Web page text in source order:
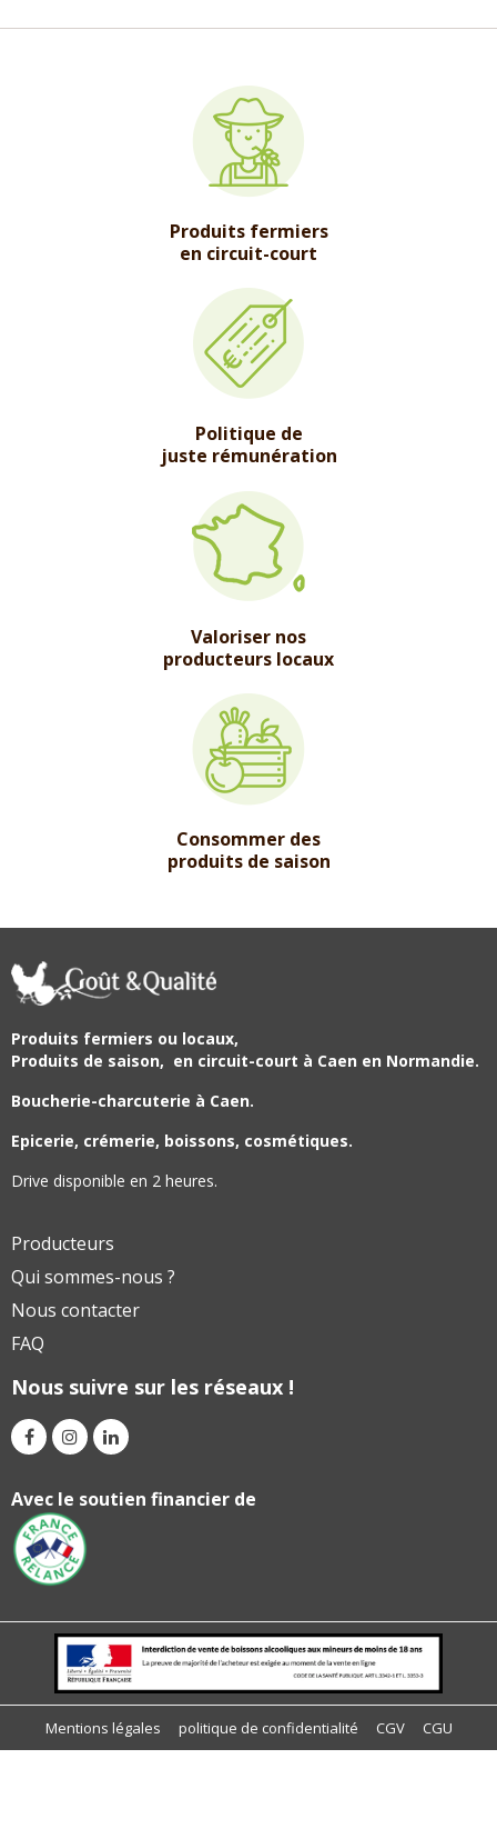
Produits fermiers
en circuit-court
Politique de
juste rémunération
Valoriser nos
producteurs locaux
Consommer des
produits de saison
Produits fermiers ou locaux,
Produits de saison, en circuit-court à Caen en Normandie.
Boucherie-charcuterie à Caen.
Epicerie, crémerie, boissons, cosmétiques.
Drive disponible en 2 heures.
Producteurs
Qui sommes-nous ?
Nous contacter
FAQ
Nous suivre sur les réseaux !
Avec le soutien financier de
Mentions légales politique de confidentialité CGV CGU